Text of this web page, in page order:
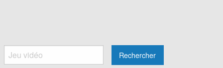
Rechercher